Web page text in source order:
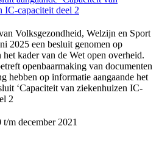
IC-capaciteit deel 2
Volksgezondheid, Welzijn en Sport
2025 een besluit genomen op
het kader van de Wet open overheid.
openbaarmaking van documenten
hebben op informatie aangaande het
‘Capaciteit van ziekenhuizen IC-
2
t/m december 2021